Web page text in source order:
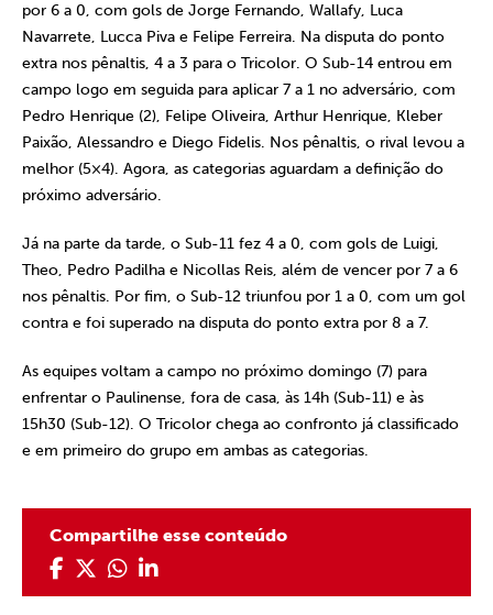
por 6 a 0, com gols de Jorge Fernando, Wallafy, Luca
Navarrete, Lucca Piva e Felipe Ferreira. Na disputa do ponto
extra nos pênaltis, 4 a 3 para o Tricolor. O Sub-14 entrou em
campo logo em seguida para aplicar 7 a 1 no adversário, com
Pedro Henrique (2), Felipe Oliveira, Arthur Henrique, Kleber
Paixão, Alessandro e Diego Fidelis. Nos pênaltis, o rival levou a
melhor (5×4). Agora, as categorias aguardam a definição do
próximo adversário.
Já na parte da tarde, o Sub-11 fez 4 a 0, com gols de Luigi,
Theo, Pedro Padilha e Nicollas Reis, além de vencer por 7 a 6
nos pênaltis. Por fim, o Sub-12 triunfou por 1 a 0, com um gol
contra e foi superado na disputa do ponto extra por 8 a 7.
As equipes voltam a campo no próximo domingo (7) para
enfrentar o Paulinense, fora de casa, às 14h (Sub-11) e às
15h30 (Sub-12). O Tricolor chega ao confronto já classificado
e em primeiro do grupo em ambas as categorias.
Compartilhe esse conteúdo